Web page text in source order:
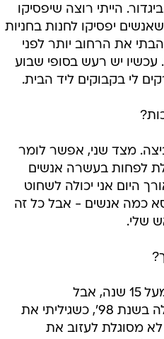
הייתי רוצה שיפסיקו
יפסיקו לחנות בחניות
את הרחוב יותר לפני
עכשיו יש רעש בסופי שבוע
לי בקבוקים ליד הבית.
מצד שני, אפשר לומר
לפחות בעשרה אנשים
היום אני יכולה לשחוט
כמה אנשים - אבל כל זה
שלי.
צילום. אני מצלמת מעל 15 שנה, אבל
האובססיביות התחילה בשנת 98', כשגיליתי את
מסוגלת לעזוב את